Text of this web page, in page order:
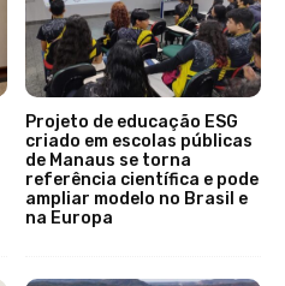
Projeto de educação ESG
criado em escolas públicas
de Manaus se torna
referência científica e pode
ampliar modelo no Brasil e
na Europa